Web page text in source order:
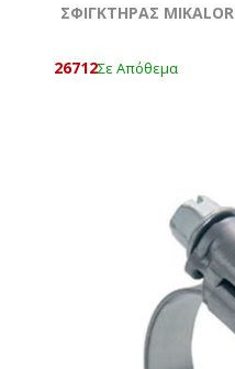
ΣΦΙΓΚΤΗΡΑΣ
26712Σε Απόθεμα